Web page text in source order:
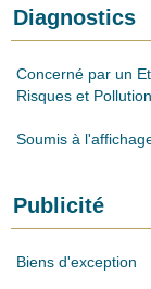
Diagnostics
Concerné par un
Risques et
Soumis à
Publicité
Biens d'exception